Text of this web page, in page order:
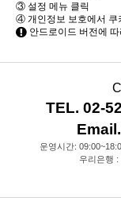
③ 설정 메뉴 클릭
④ 개인정보 보호에서 쿠
안드로이드 버전에
TEL. 02-
운영시간:
우리은행 :